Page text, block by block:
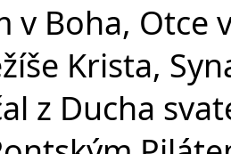
v Boha,
Krista,
z Ducha